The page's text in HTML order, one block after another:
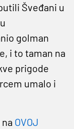
Šveđani u
golman
i to taman na
prigode
umalo i
OVOJ